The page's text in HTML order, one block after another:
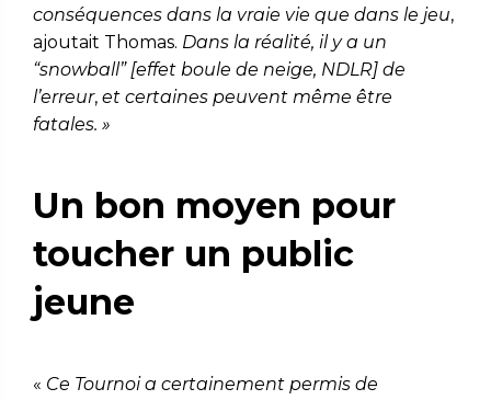
conséquences dans la vraie vie que dans le jeu,
ajoutait Thomas. Dans la réalité, il y a un
“snowball” [effet boule de neige, NDLR] de
l’erreur, et certaines peuvent même être
fatales. »
Un bon moyen pour
toucher un public
jeune
« Ce Tournoi a certainement permis de